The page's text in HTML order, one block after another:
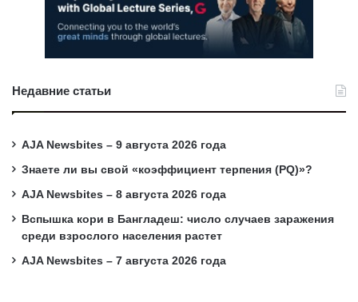
Недавние статьи
AJA Newsbites – 9 августа 2026 года
Знаете ли вы свой «коэффициент терпения (PQ)»?
AJA Newsbites – 8 августа 2026 года
Вспышка кори в Бангладеш: число случаев заражения
среди взрослого населения растет
AJA Newsbites – 7 августа 2026 года